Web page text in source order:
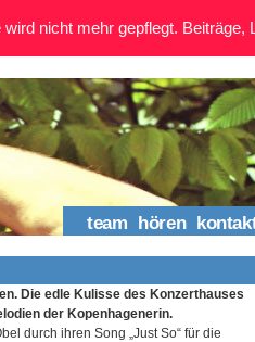
team hören
Die edle Kulisse des Konzerthauses
der Kopenhagenerin.
durch ihren Song „Just So“ für die
wird nicht mehr gepflegt.